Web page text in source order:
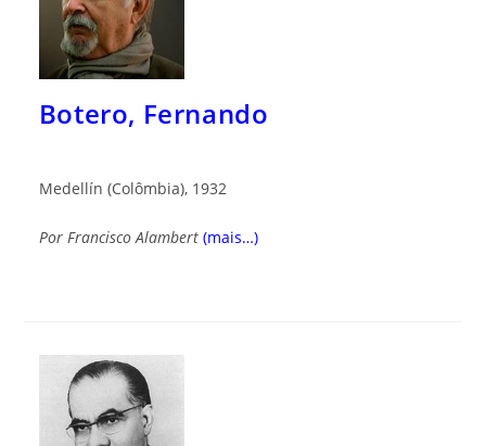
Botero, Fernando
Medellín (Colômbia), 1932
Por Francisco Alambert (mais…)